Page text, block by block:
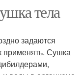
тела
задаются
применять. Сушка